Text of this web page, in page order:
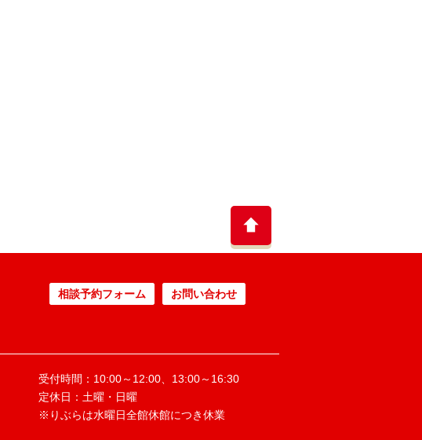
相談予約フォーム お問い合わせ
受付時間：10:00～12:00、13:00～16:30
定休日：土曜・日曜
※りぶらは水曜日全館休館につき休業